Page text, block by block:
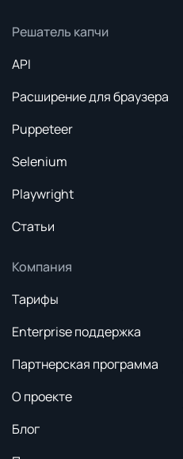
Решатель капчи
API
Расширение для браузера
Puppeteer
Selenium
Playwright
Статьи
Компания
Тарифы
Enterprise поддержка
Партнерская программа
О проекте
Блог